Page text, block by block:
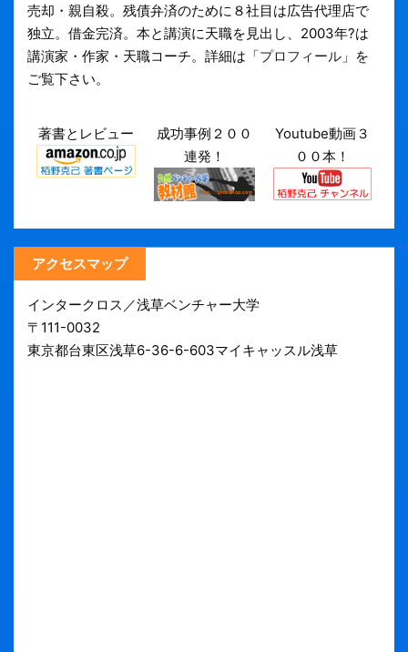
売却・親自殺。残債弁済のために８社目は広告代理店で
独立。借金完済。本と講演に天職を見出し、2003年?は
講演家・作家・天職コーチ。詳細は「プロフィール 」を
ご覧下さい。
著書とレビュー
成功事例２００
連発！
Youtube動画３
００本！
アクセスマップ
インタークロス／浅草ベンチャー大学
〒111-0032
東京都台東区浅草6-36-6-603マイキャッスル浅草